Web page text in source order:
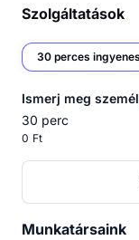
Szolgáltatások
30 perc
0 Ft
Munkatársaink